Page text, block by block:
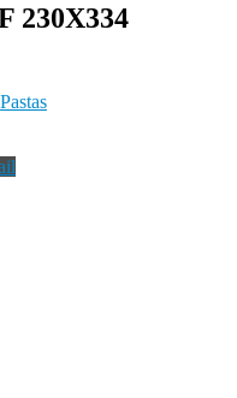
230X334
Pastas